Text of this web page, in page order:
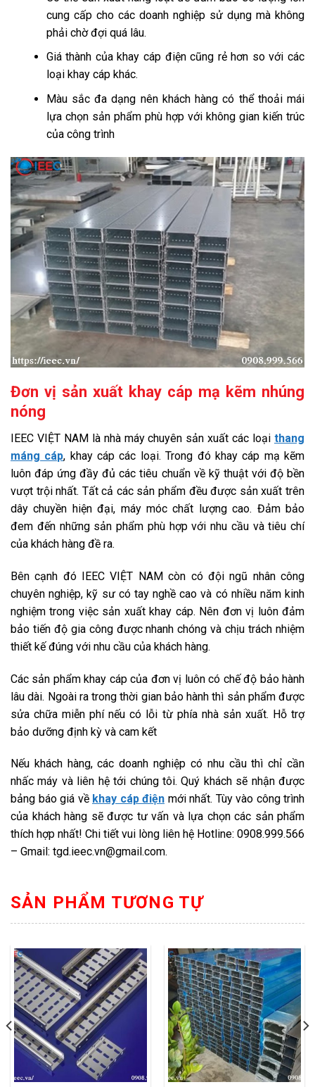
cung cấp cho các doanh nghiệp sử dụng mà không
phải chờ đợi quá lâu.
Giá thành của khay cáp điện cũng rẻ hơn so với các
loại khay cáp khác.
Màu sắc đa dạng nên khách hàng có thể thoải mái
lựa chọn sản phẩm phù hợp với không gian kiến trúc
của công trình
Đơn vị sản xuất khay cáp mạ kẽm nhúng
nóng
IEEC VIỆT NAM là nhà máy chuyên sản xuất các loại thang
máng cáp, khay cáp các loại. Trong đó khay cáp mạ kẽm
luôn đáp ứng đầy đủ các tiêu chuẩn về kỹ thuật với độ bền
vượt trội nhất. Tất cả các sản phẩm đều được sản xuất trên
dây chuyền hiện đại, máy móc chất lượng cao. Đảm bảo
đem đến những sản phẩm phù hợp với nhu cầu và tiêu chí
của khách hàng đề ra.
Bên cạnh đó IEEC VIỆT NAM còn có đội ngũ nhân công
chuyên nghiệp, kỹ sư có tay nghề cao và có nhiều năm kinh
nghiệm trong việc sản xuất khay cáp. Nên đơn vị luôn đảm
bảo tiến độ gia công được nhanh chóng và chịu trách nhiệm
thiết kế đúng với nhu cầu của khách hàng.
Các sản phẩm khay cáp của đơn vị luôn có chế độ bảo hành
lâu dài. Ngoài ra trong thời gian bảo hành thì sản phẩm được
sửa chữa miễn phí nếu có lỗi từ phía nhà sản xuất. Hỗ trợ
bảo dưỡng định kỳ và cam kết
Nếu khách hàng, các doanh nghiệp có nhu cầu thì chỉ cần
nhấc máy và liên hệ tới chúng tôi. Quý khách sẽ nhận được
bảng báo giá về khay cáp điện mới nhất. Tùy vào công trình
của khách hàng sẽ được tư vấn và lựa chọn các sản phẩm
thích hợp nhất! Chi tiết vui lòng liên hệ Hotline: 0908.999.566
– Gmail: tgd.ieec.vn@gmail.com.
SẢN PHẨM TƯƠNG TỰ